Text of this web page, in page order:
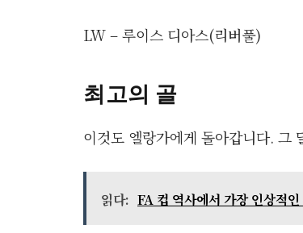
LW – 루이스 디아스(리버풀)
최고의 골
이것도 엘랑가에게 돌아갑니다. 그
읽다: FA 컵 역사에서 가장 인상적